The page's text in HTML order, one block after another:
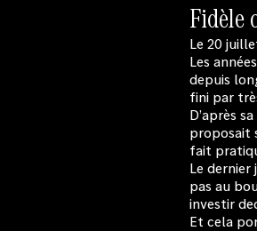
Fidèle
Le 20
Les
depuis
fini par
D’après
proposait
fait
Le
pas au
investir
Et cela